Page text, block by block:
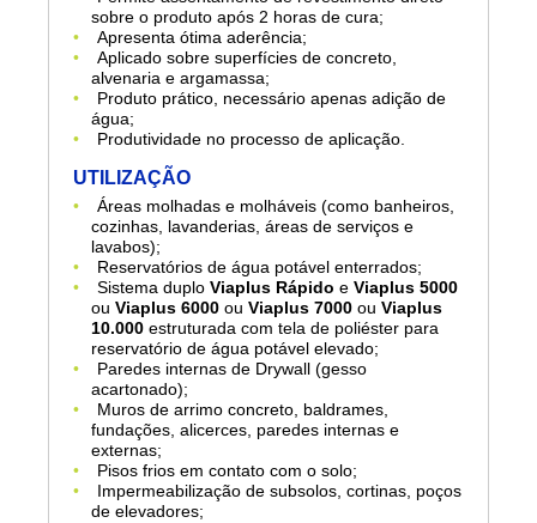
sobre o produto após 2 horas de cura;
Apresenta ótima aderência;
Aplicado sobre superfícies de concreto,
alvenaria e argamassa;
Produto prático, necessário apenas adição de
água;
Produtividade no processo de aplicação.
UTILIZAÇÃO
Áreas molhadas e molháveis (como banheiros,
cozinhas, lavanderias, áreas de serviços e
lavabos);
Reservatórios de água potável enterrados;
Sistema duploViaplus Rápido eViaplus 5000
ouViaplus 6000 ouViaplus 7000 ouViaplus
10.000 estruturada com tela de poliéster para
reservatório de água potável elevado;
Paredes internas de Drywall (gesso
acartonado);
Muros de arrimo concreto, baldrames,
fundações, alicerces, paredes internas e
externas;
Pisos frios em contato com o solo;
Impermeabilização de subsolos, cortinas, poços
de elevadores;